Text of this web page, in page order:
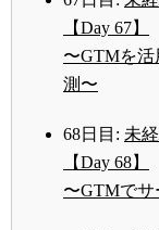
【Day 67】
〜GTMを
測〜
68日目: 未
【Day 68】
〜GTMで